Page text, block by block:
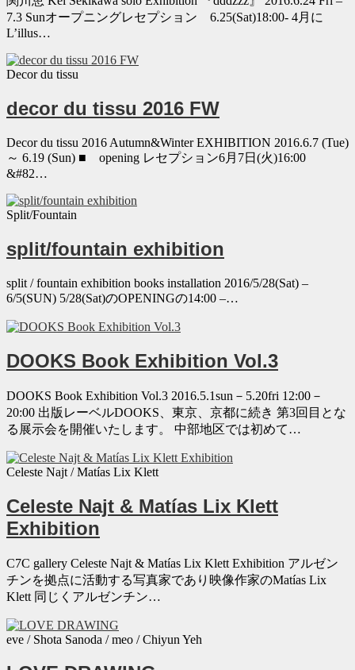
7.3 Sunオープニングレセプション 6.25(Sat)18:00- 4月に
L’illus…
Decor du tissu
decor du tissu 2016 FW
Decor du tissu 2016 Autumn&Winter EXHIBITION 2016.6.7 (Tue)
～ 6.19 (Sun) ■ opening レセプション6月7日(火)16:00
&#82…
Split/Fountain
split/fountain exhibition
split / fountain exhibition books installation 2016/5/28(Sat) –
6/5(SUN) 5/28(Sat)のOPENINGの14:00 –…
DOOKS Book Exhibition Vol.3
DOOKS Book Exhibition Vol.3 2016.5.1sun－5.20fri 12:00－
20:00 出版レーベルDOOKS、東京、京都に続き 第3回目とな
る展示会を開催いたします。 中部地区では初めて…
Celeste Najt / Matías Lix Klett
Celeste Najt & Matías Lix Klett
Exhibition
C7C gallery Celeste Najt & Matías Lix Klett Exhibition アルゼン
チンを拠点に活動する写真家であり映像作家のMatías Lix
Klett 同じくアルゼンチン…
eve / Shota Sanoda / meo / Chiyun Yeh